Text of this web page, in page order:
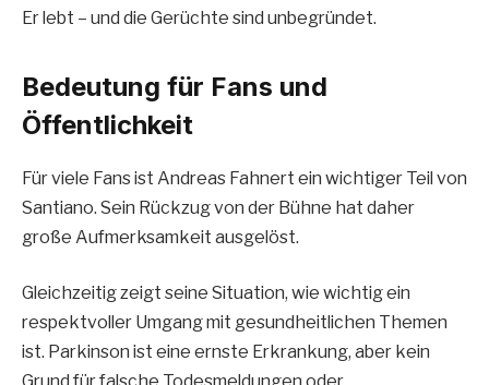
Er lebt – und die Gerüchte sind unbegründet.
Bedeutung für Fans und
Öffentlichkeit
Für viele Fans ist Andreas Fahnert ein wichtiger Teil von
Santiano. Sein Rückzug von der Bühne hat daher
große Aufmerksamkeit ausgelöst.
Gleichzeitig zeigt seine Situation, wie wichtig ein
respektvoller Umgang mit gesundheitlichen Themen
ist. Parkinson ist eine ernste Erkrankung, aber kein